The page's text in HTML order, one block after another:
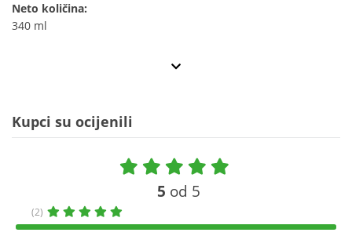
Neto količina:
340 ml
Kupci su ocijenili
5 od 5
(2)